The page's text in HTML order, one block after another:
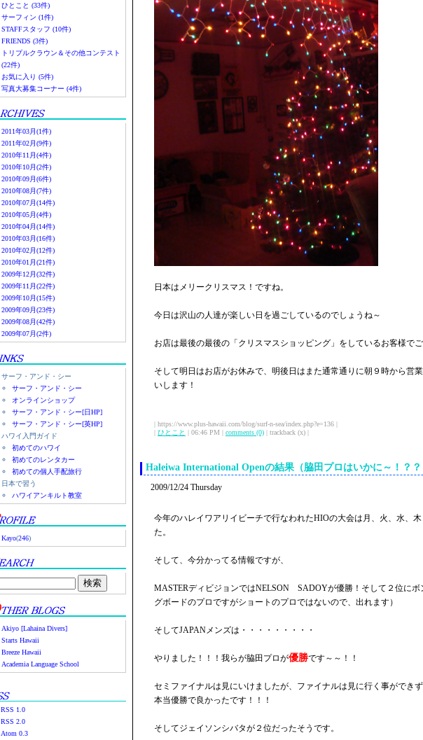
ひとこと (33件)
サーフィン (1件)
STAFFスタッフ (10件)
FRIENDS (3件)
トリプルクラウン＆その他コンテスト
(22件)
お気に入り (5件)
写真大募集コーナー (4件)
2011年03月(1件)
2011年02月(9件)
2010年11月(4件)
2010年10月(2件)
2010年09月(6件)
2010年08月(7件)
2010年07月(14件)
2010年05月(4件)
2010年04月(14件)
2010年03月(16件)
2010年02月(12件)
2010年01月(21件)
2009年12月(32件)
2009年11月(22件)
2009年10月(15件)
2009年09月(23件)
2009年08月(42件)
2009年07月(2件)
サーフ・アンド・シー
サーフ・アンド・シー
オンラインショップ
サーフ・アンド・シー[日HP]
サーフ・アンド・シー[英HP]
ハワイ入門ガイド
初めてのハワイ
初めてのレンタカー
初めての個人手配旅行
日本で習う
ハワイアンキルト教室
Kayo(246)
Akiyo [Lahaina Divers]
Starts Hawaii
Breeze Hawaii
Academia Language School
RSS 1.0
RSS 2.0
Atom 0.3
日本はメリークリスマス！ですね。
今日は沢山の人達が楽しい日を過ごしているのでしょうね～
お店は最後の最後の「クリスマスショッピング」をしているお客様でご
そして明日はお店がお休みで、明後日はまた通常通りに朝９時から営
いします！
| https://www.plus-hawaii.com/blog/surf-n-sea/index.php?e=136 |
| ひとこと | 06:46 PM | comments (0) | trackback (x) |
Haleiwa International Openの結果（脇田プロはいかに～！？？
2009/12/24 Thursday
今年のハレイワアリイビーチで行なわれたHIOの大会は月、火、水、
た。
そして、今分かってる情報ですが、
MASTERディビジョンではNELSON SADOYが優勝！そして２位にボ
グボードのプロですがショートのプロではないので、出れます）
そしてJAPANメンズは・・・・・・・・・
やりました！！！我らが脇田プロが優勝です～～！！
セミファイナルは見にいけましたが、ファイナルは見に行く事ができ
本当優勝で良かったです！！！
そしてジェイソンシバタが２位だったそうです。